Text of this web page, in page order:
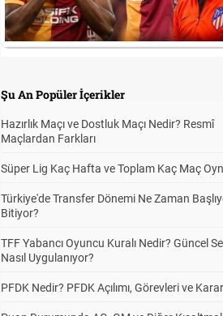
Şu An Popüler İçerikler
Hazırlık Maçı ve Dostluk Maçı Nedir? Resmî
Maçlardan Farkları
Süper Lig Kaç Hafta ve Toplam Kaç Maç
Türkiye'de Transfer Dönemi Ne Zaman
Bitiyor?
TFF Yabancı Oyuncu Kuralı Nedir? Güncel
Nasıl Uygulanıyor?
PFDK Nedir? PFDK Açılımı, Görevleri ve